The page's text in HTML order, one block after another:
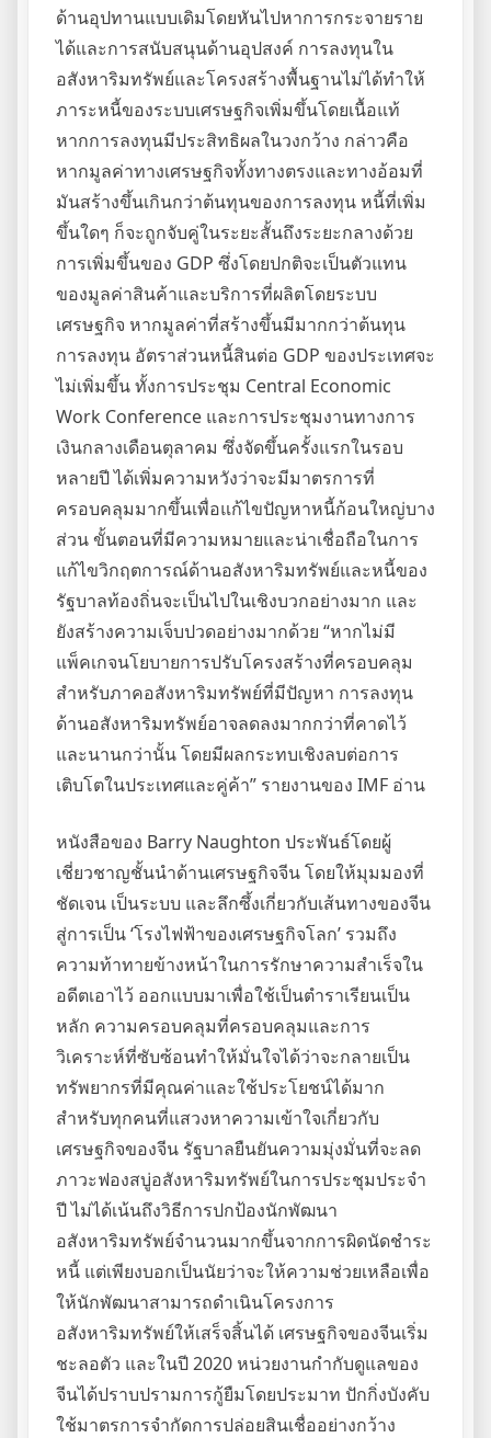
ด้านอุปทานแบบเดิมโดยหันไปหาการกระจายราย
ได้และการสนับสนุนด้านอุปสงค์ การลงทุนใน
อสังหาริมทรัพย์และโครงสร้างพื้นฐานไม่ได้ทำให้
ภาระหนี้ของระบบเศรษฐกิจเพิ่มขึ้นโดยเนื้อแท้
หากการลงทุนมีประสิทธิผลในวงกว้าง กล่าวคือ
หากมูลค่าทางเศรษฐกิจทั้งทางตรงและทางอ้อมที่
มันสร้างขึ้นเกินกว่าต้นทุนของการลงทุน หนี้ที่เพิ่ม
ขึ้นใดๆ ก็จะถูกจับคู่ในระยะสั้นถึงระยะกลางด้วย
การเพิ่มขึ้นของ GDP ซึ่งโดยปกติจะเป็นตัวแทน
ของมูลค่าสินค้าและบริการที่ผลิตโดยระบบ
เศรษฐกิจ หากมูลค่าที่สร้างขึ้นมีมากกว่าต้นทุน
การลงทุน อัตราส่วนหนี้สินต่อ GDP ของประเทศจะ
ไม่เพิ่มขึ้น ทั้งการประชุม Central Economic
Work Conference และการประชุมงานทางการ
เงินกลางเดือนตุลาคม ซึ่งจัดขึ้นครั้งแรกในรอบ
หลายปี ได้เพิ่มความหวังว่าจะมีมาตรการที่
ครอบคลุมมากขึ้นเพื่อแก้ไขปัญหาหนี้ก้อนใหญ่บาง
ส่วน ขั้นตอนที่มีความหมายและน่าเชื่อถือในการ
แก้ไขวิกฤตการณ์ด้านอสังหาริมทรัพย์และหนี้ของ
รัฐบาลท้องถิ่นจะเป็นไปในเชิงบวกอย่างมาก และ
ยังสร้างความเจ็บปวดอย่างมากด้วย “หากไม่มี
แพ็คเกจนโยบายการปรับโครงสร้างที่ครอบคลุม
สำหรับภาคอสังหาริมทรัพย์ที่มีปัญหา การลงทุน
ด้านอสังหาริมทรัพย์อาจลดลงมากกว่าที่คาดไว้
และนานกว่านั้น โดยมีผลกระทบเชิงลบต่อการ
เติบโตในประเทศและคู่ค้า” รายงานของ IMF อ่าน
หนังสือของ Barry Naughton ประพันธ์โดยผู้
เชี่ยวชาญชั้นนำด้านเศรษฐกิจจีน โดยให้มุมมองที่
ชัดเจน เป็นระบบ และลึกซึ้งเกี่ยวกับเส้นทางของจีน
สู่การเป็น ‘โรงไฟฟ้าของเศรษฐกิจโลก’ รวมถึง
ความท้าทายข้างหน้าในการรักษาความสำเร็จใน
อดีตเอาไว้ ออกแบบมาเพื่อใช้เป็นตำราเรียนเป็น
หลัก ความครอบคลุมที่ครอบคลุมและการ
วิเคราะห์ที่ซับซ้อนทำให้มั่นใจได้ว่าจะกลายเป็น
ทรัพยากรที่มีคุณค่าและใช้ประโยชน์ได้มาก
สำหรับทุกคนที่แสวงหาความเข้าใจเกี่ยวกับ
เศรษฐกิจของจีน รัฐบาลยืนยันความมุ่งมั่นที่จะลด
ภาวะฟองสบู่อสังหาริมทรัพย์ในการประชุมประจำ
ปี ไม่ได้เน้นถึงวิธีการปกป้องนักพัฒนา
อสังหาริมทรัพย์จำนวนมากขึ้นจากการผิดนัดชำระ
หนี้ แต่เพียงบอกเป็นนัยว่าจะให้ความช่วยเหลือเพื่อ
ให้นักพัฒนาสามารถดำเนินโครงการ
อสังหาริมทรัพย์ให้เสร็จสิ้นได้ เศรษฐกิจของจีนเริ่ม
ชะลอตัว และในปี 2020 หน่วยงานกำกับดูแลของ
จีนได้ปราบปรามการกู้ยืมโดยประมาท ปักกิ่งบังคับ
ใช้มาตรการจำกัดการปล่อยสินเชื่ออย่างกว้าง